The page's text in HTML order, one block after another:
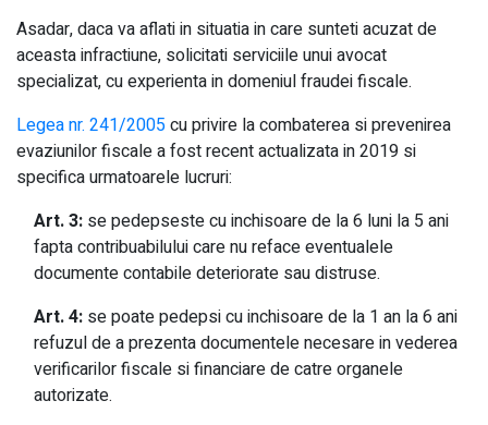
Asadar, daca va aflati in situatia in care sunteti acuzat de
aceasta infractiune, solicitati serviciile unui avocat
specializat, cu experienta in domeniul fraudei fiscale.
Legea nr. 241/2005cu privire la combaterea si prevenirea
evaziunilor fiscale a fost recent actualizata in 2019 si
specifica urmatoarele lucruri:
Art. 3: se pedepseste cu inchisoare de la 6 luni la 5 ani
fapta contribuabilului care nu reface eventualele
documente contabile deteriorate sau distruse.
Art. 4: se poate pedepsi cu inchisoare de la 1 an la 6 ani
refuzul de a prezenta documentele necesare in vederea
verificarilor fiscale si financiare de catre organele
autorizate.